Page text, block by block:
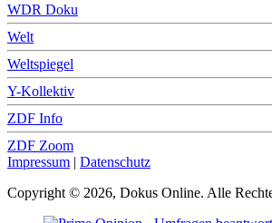
WDR Doku
Welt
Weltspiegel
Y-Kollektiv
ZDF Info
ZDF Zoom
Impressum | Datenschutz
Copyright © 2026, Dokus Online. Alle